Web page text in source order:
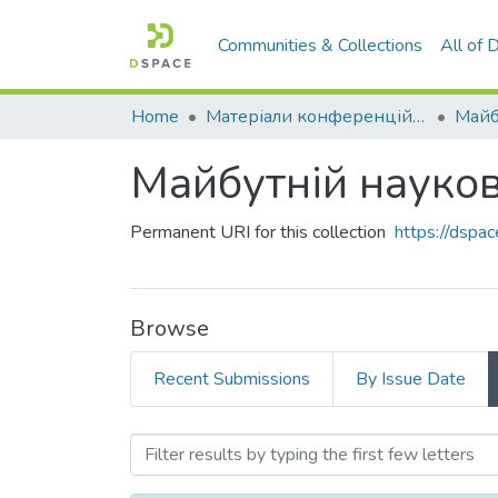
Communities & Collections All of
Home Матеріали конференцій та семінарів
Майбутній
Permanent URI for this collection https://
Browse
Recent Submissions By Issue Date
Browsing Майбутній